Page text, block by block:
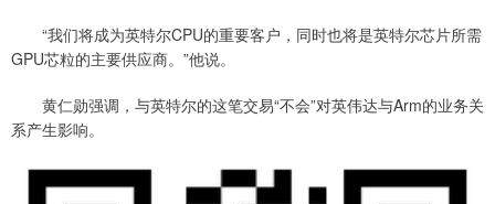
“我们将成为英特尔CPU的重要客户，同时也将是英特尔芯片所需
GPU芯粒的主要供应商。”他说。
黄仁勋强调，与英特尔的这笔交易“不会”对英伟达与Arm的业务关
系产生影响。